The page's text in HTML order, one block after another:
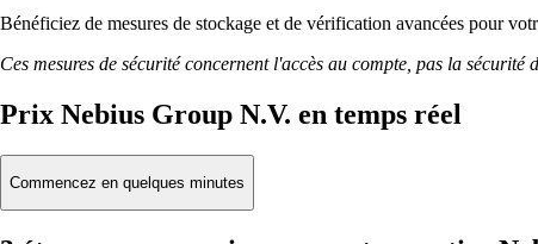
Bénéficiez de mesures de stockage et de vérification avancées pour
Ces mesures de sécurité concernent l'accès au compte, pas la
Prix Nebius Group N.V. en temps réel
Commencez en quelques minutes